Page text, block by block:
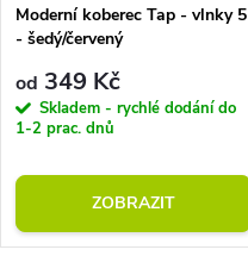
Moderní koberec Tap - vlnky 5
- šedý/červený
od 349 Kč
Skladem - rychlé dodání do
1-2 prac. dnů
ZOBRAZIT